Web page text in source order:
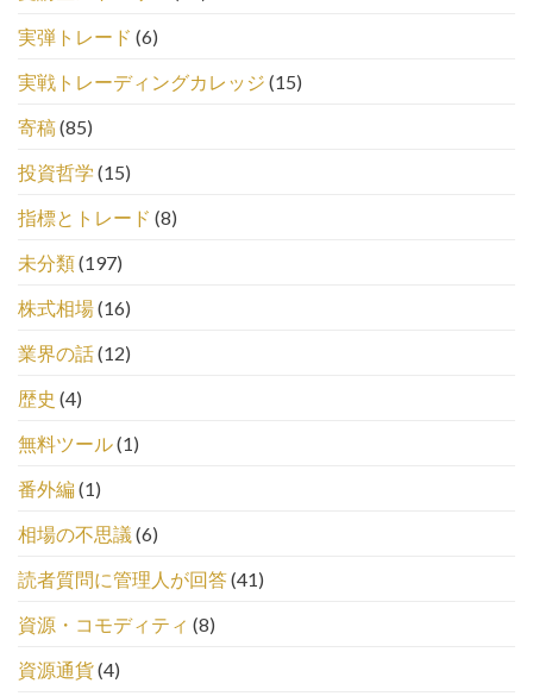
実弾トレード (6)
実戦トレーディングカレッジ (15)
寄稿(85)
投資哲学 (15)
指標とトレード (8)
未分類(197)
株式相場(16)
業界の話(12)
歴史 (4)
無料ツール(1)
番外編(1)
相場の不思議 (6)
読者質問に管理人が回答(41)
資源・コモディティ (8)
資源通貨(4)